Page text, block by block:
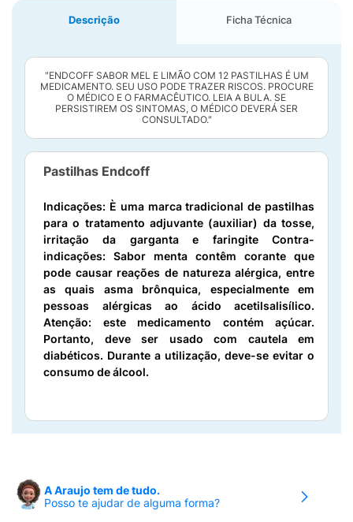
Descrição Ficha Técnica
"ENDCOFF SABOR MEL E LIMÃO COM 12 PASTILHAS É UM
MEDICAMENTO. SEU USO PODE TRAZER RISCOS. PROCURE
O MÉDICO E O FARMACÊUTICO. LEIA A BULA. SE
PERSISTIREM OS SINTOMAS, O MÉDICO DEVERÁ SER
CONSULTADO."
Pastilhas Endcoff
Indicações: È uma marca tradicional de pastilhas
para o tratamento adjuvante (auxiliar) da tosse,
irritação da garganta e faringite Contra-
indicações: Sabor menta contêm corante que
pode causar reações de natureza alérgica, entre
as quais asma brônquica, especialmente em
pessoas alérgicas ao ácido acetilsalisílico.
Atenção: este medicamento contém açúcar.
Portanto, deve ser usado com cautela em
diabéticos. Durante a utilização, deve-se evitar o
consumo de álcool.
A Araujo tem de tudo.
Posso te ajudar de alguma forma?